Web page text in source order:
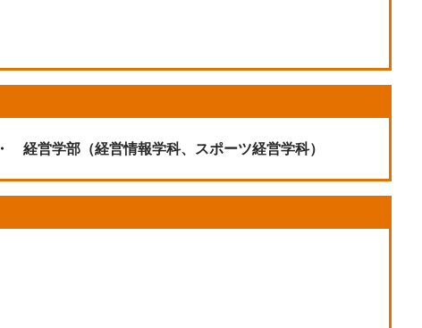
・ 経営学部（経営情報学科、スポーツ経営学科）